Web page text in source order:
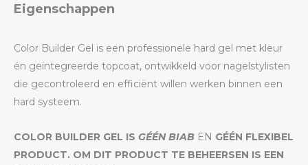
Eigenschappen
Color Builder Gel is een professionele hard gel met kleur
én geïntegreerde topcoat, ontwikkeld voor nagelstylisten
die gecontroleerd en efficiënt willen werken binnen een
hard systeem.
COLOR BUILDER GEL IS GÉÉN BIAB EN GÉÉN FLEXIBEL
PRODUCT. OM DIT PRODUCT TE BEHEERSEN IS EEN